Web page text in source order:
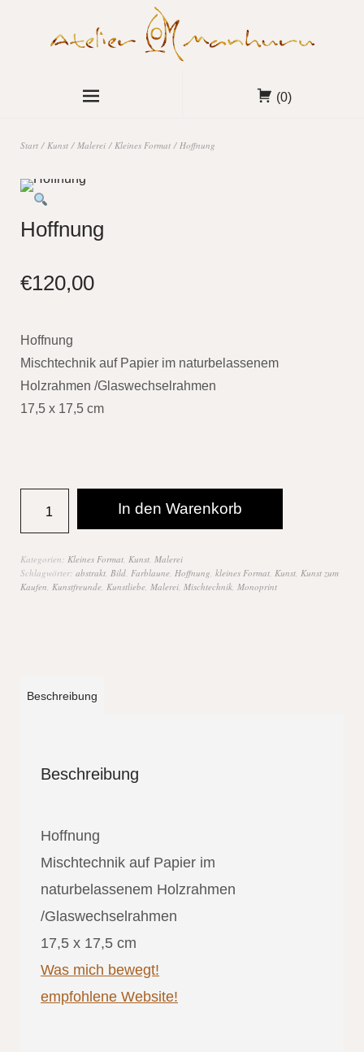
(0)
Start / Kunst / Malerei / Kleines Format / Hoffnung
Hoffnung
€120,00
Hoffnung
Mischtechnik auf Papier im naturbelassenem
Holzrahmen /Glaswechselrahmen
17,5 x 17,5 cm
In den Warenkorb
Kategorien: Kleines Format, Kunst, Malerei
Schlagwörter: abstrakt, Bild, Farblaune, Hoffnung, kleines Format, Kunst, Kunst zum
Kaufen, Kunstfreunde, Kunstliebe, Malerei, Mischtechnik, Monoprint
Beschreibung
Beschreibung
Hoffnung
Mischtechnik auf Papier im
naturbelassenem Holzrahmen
/Glaswechselrahmen
17,5 x 17,5 cm
Was mich bewegt!
empfohlene Website!